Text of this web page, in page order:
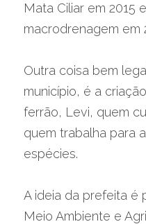
Mata Ciliar em 2015
macrodrenagem em
Outra coisa bem
município, é a
ferrão, Levi, quem
quem trabalha para
espécies.
A ideia da prefeita é
Meio Ambiente e